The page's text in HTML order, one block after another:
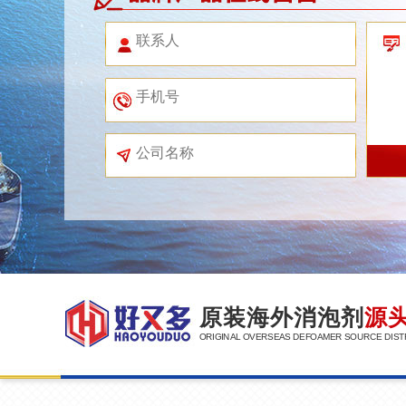
原装海外消泡剂 源
ORIGINAL OVERSEAS DEFOAMER SOURCE